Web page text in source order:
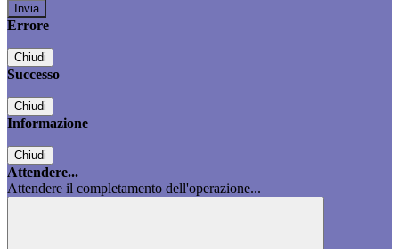
Errore
Chiudi
Successo
Chiudi
Informazione
Chiudi
Attendere...
Attendere il completamento dell'operazione...